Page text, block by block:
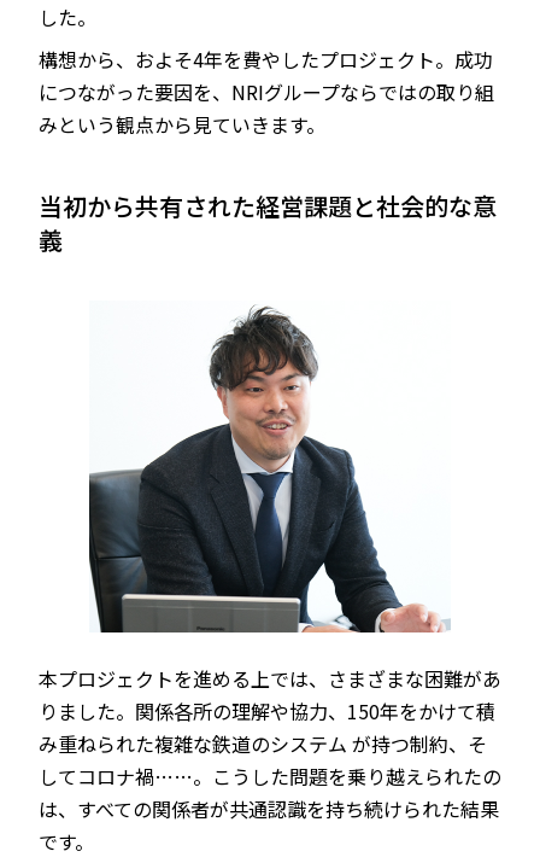
した。
構想から、およそ4年を費やしたプロジェクト。成功
につながった要因を、NRIグループならではの取り組
みという観点から見ていきます。
当初から共有された経営課題と社会的な意
義
本プロジェクトを進める上では、さまざまな困難があ
りました。関係各所の理解や協力、150年をかけて積
み重ねられた複雑な鉄道のシステム が持つ制約、そ
してコロナ禍……。こうした問題を乗り越えられたの
は、すべての関係者が共通認識を持ち続けられた結果
です。